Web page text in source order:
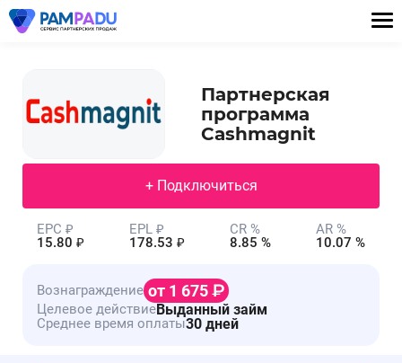
Партнерская
программа
Cashmagnit
+ Подключиться
EPC ₽
15.80 ₽
EPL ₽
178.53 ₽
CR %
8.85 %
AR %
10.07 %
Вознаграждение от 1 675
Целевое действиеВыданный займ
Среднее время оплаты30 дней